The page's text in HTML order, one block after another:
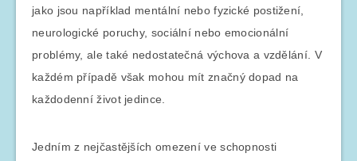
jako jsou například mentální nebo fyzické postižení,
neurologické poruchy, sociální nebo emocionální
problémy, ale také nedostatečná výchova a vzdělání. V
každém případě však mohou mít značný dopad na
každodenní život jedince.
Jedním z nejčastějších omezení ve schopnosti